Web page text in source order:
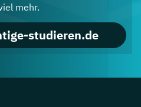
mehr.
studieren.de